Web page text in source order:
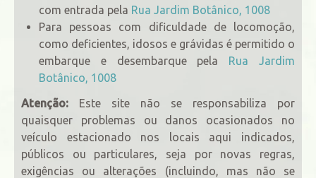
com entrada pela Rua Jardim Botânico, 1008
Para pessoas com dificuldade de locomoção,
como deficientes, idosos e grávidas é permitido o
embarque e desembarque pela Rua Jardim
Botânico, 1008
Atenção: Este site não se responsabiliza por
quaisquer problemas ou danos ocasionados no
veículo estacionado nos locais aqui indicados,
públicos ou particulares, seja por novas regras,
exigências ou alterações (incluindo, mas não se